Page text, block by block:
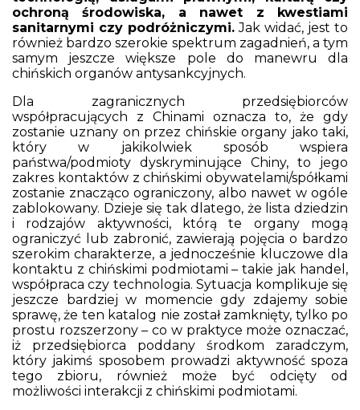
ochroną środowiska, a nawet z kwestiami
sanitarnymi czy podróżniczymi. Jak widać, jest to
również bardzo szerokie spektrum zagadnień, a tym
samym jeszcze większe pole do manewru dla
chińskich organów antysankcyjnych.
Dla zagranicznych przedsiębiorców
współpracujących z Chinami oznacza to, że gdy
zostanie uznany on przez chińskie organy jako taki,
który w jakikolwiek sposób wspiera
państwa/podmioty dyskryminujące Chiny, to jego
zakres kontaktów z chińskimi obywatelami/spółkami
zostanie znacząco ograniczony, albo nawet w ogóle
zablokowany. Dzieje się tak dlatego, że lista dziedzin
i rodzajów aktywności, którą te organy mogą
ograniczyć lub zabronić, zawierają pojęcia o bardzo
szerokim charakterze, a jednocześnie kluczowe dla
kontaktu z chińskimi podmiotami – takie jak handel,
współpraca czy technologia. Sytuacja komplikuje się
jeszcze bardziej w momencie gdy zdajemy sobie
sprawę, że ten katalog nie został zamknięty, tylko po
prostu rozszerzony – co w praktyce może oznaczać,
iż przedsiębiorca poddany środkom zaradczym,
który jakimś sposobem prowadzi aktywność spoza
tego zbioru, również może być odcięty od
możliwości interakcji z chińskimi podmiotami.